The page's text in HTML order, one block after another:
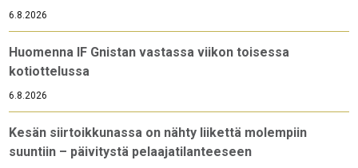
6.8.2026
Huomenna IF Gnistan vastassa viikon toisessa
kotiottelussa
6.8.2026
Kesän siirtoikkunassa on nähty liikettä molempiin
suuntiin – päivitystä pelaajatilanteeseen